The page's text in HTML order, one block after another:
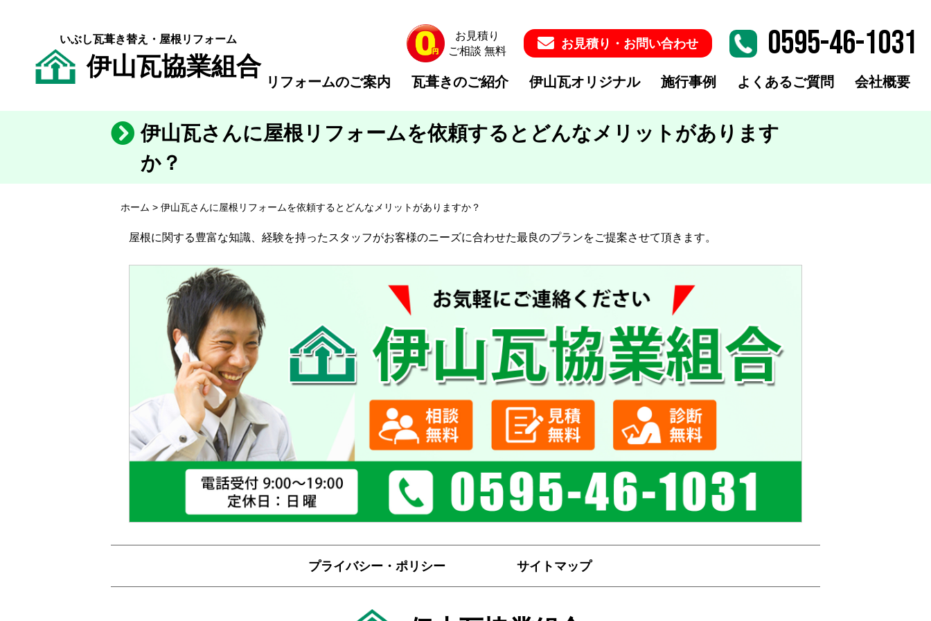
いぶし瓦葺き替え・屋根リフォーム
伊山瓦協業組合
お見積り
ご相談 無料
お見積り・お問い合わせ 0595-46-1031
リフォームのご案内
屋根瓦葺き替え工事 雨漏り修繕 雨樋工事 外壁・塗装工事 電気工事
太陽光発電工事 オール電化 シロアリ駆除工事
瓦葺きのご紹介
和形いぶし瓦 和形陶器瓦 平板瓦 S形瓦 ケイミュー・ルーガ（雅）
ケイミュー・ルーガ（鉄
本葺瓦 壁瓦
伊山瓦オリジナル
簡略防災棟 本葺一体瓦 フラット軒シリーズ 面戸瓦シリーズ 壁瓦
施行事例 よくあるご質問 会社概要
伊山瓦さんに屋根リフォームを依頼するとどんなメリットがあります
か？
ホーム >伊山瓦さんに屋根リフォームを依頼するとどんなメリットがありますか？
屋根に関する豊富な知識、経験を持ったスタッフがお客様のニーズに合わせた最良のプランをご提案させて頂きます。
プライバシー・ポリシー サイトマップ